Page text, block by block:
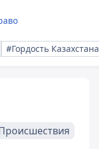
#Гордость Казахстана